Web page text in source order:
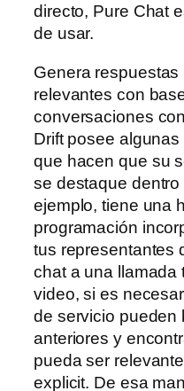
directo, Pure Chat
de usar.
Genera
relevantes con
conversaciones
Drift posee
que hacen que su
se destaque
ejemplo, tiene una
programación
tus representantes
chat a una llamada
video, si es
de servicio pueden
anteriores y
pueda ser
explicit. De esa